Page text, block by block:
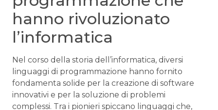
hanno rivoluzionato
l’informatica
Nel corso della storia​ dell’informatica, diversi⁣
linguaggi di programmazione hanno fornito
‌fondamenta solide per la creazione di software⁤
innovativi ‌e per la ⁣soluzione di problemi
complessi. Tra i ‌pionieri ⁤spiccano linguaggi che,